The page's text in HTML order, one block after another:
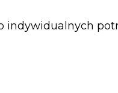
indywidualnych